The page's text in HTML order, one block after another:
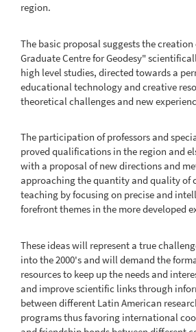
region.
The basic proposal suggests the
Graduate Centre for Geodesy"
high level studies, directed towards a
educational technology and creative
theoretical challenges and new
The participation of professors and
proved qualifications in the region and
with a proposal of new directions and
approaching the quantity and quality of
teaching by focusing on precise and
forefront themes in the more developed
These ideas will represent a true
into the 2000's and will demand the
resources to keep up the needs and
and improve scientific links through
between different Latin American
programs thus favoring international